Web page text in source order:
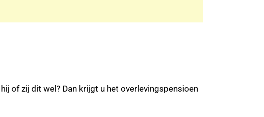
of zij dit wel? Dan krijgt u het overlevingspensioen